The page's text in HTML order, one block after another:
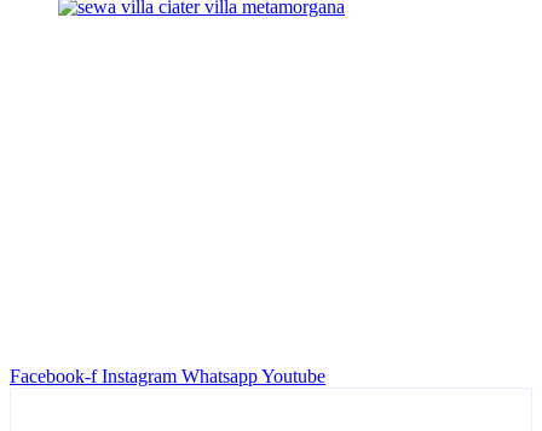
Facebook-f Instagram WhatsappYoutube